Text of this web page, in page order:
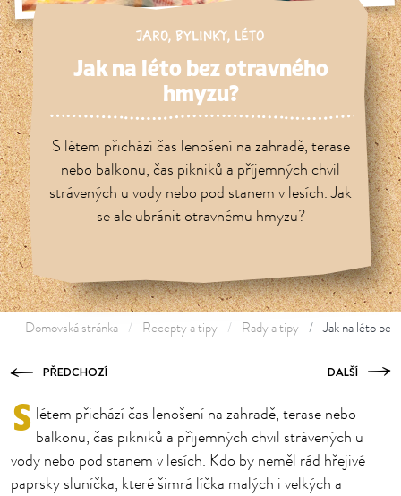
JARO, BYLINKY, LÉTO
Jak na léto bez otravného
hmyzu?
S létem přichází čas lenošení na zahradě, terase
nebo balkonu, čas pikniků a příjemných chvil
strávených u vody nebo pod stanem v lesích. Jak
se ale ubránit otravnému hmyzu?
Domovská stránka Recepty a tipy Rady a tipy Jak na léto
PŘEDCHOZÍ DALŠÍ
S létem přichází čas lenošení na zahradě, terase nebo
balkonu, čas pikniků a příjemných chvil strávených u
vody nebo pod stanem v lesích. Kdo by neměl rád hřejivé
paprsky sluníčka, které šimrá líčka malých i velkých a